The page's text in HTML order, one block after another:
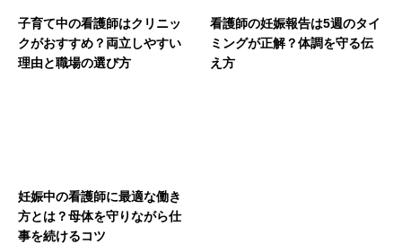
子育て中の看護師はクリニッ
クがおすすめ？両立しやすい
理由と職場の選び方
看護師の妊娠報告は5週のタイ
ミングが正解？体調を守る伝
え方
妊娠中の看護師に最適な働き
方とは？母体を守りながら仕
事を続けるコツ